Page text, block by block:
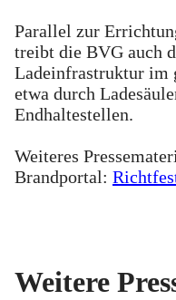
Parallel zur
treibt die BVG auch
Ladeinfrastruktur im
etwa durch
Endhaltestellen.
Weiteres
Brandportal:
Weitere